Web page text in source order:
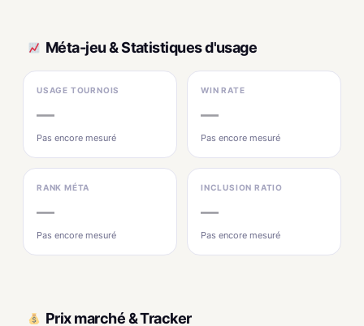
Méta-jeu & Statistiques d'usage
USAGE TOURNOIS
—
Pas encore mesuré
WIN RATE
—
Pas encore mesuré
RANK MÉTA
—
Pas encore mesuré
INCLUSION RATIO
—
Pas encore mesuré
Prix marché & Tracker